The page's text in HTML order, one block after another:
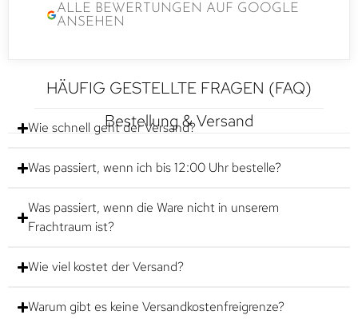
ALLE BEWERTUNGEN AUF GOOGLE
ANSEHEN
HÄUFIG GESTELLTE FRAGEN (FAQ)
Bestellung & Versand
Wie schnell geht der Versand?
Was passiert, wenn ich bis 12:00 Uhr bestelle?
Was passiert, wenn die Ware nicht in unserem
Frachtraum ist?
Wie viel kostet der Versand?
Warum gibt es keine Versandkostenfreigrenze?